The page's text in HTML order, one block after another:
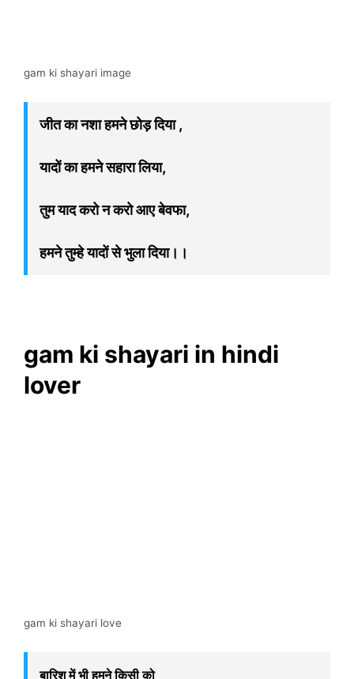
gam ki shayari image
जीत का नशा हमने छोड़ दिया ,
यादों का हमने सहारा लिया,
तुम याद करो न करो आए बेवफा,
हमने तुम्हे यादों से भुला दिया।।
gam ki shayari in hindi
lover
gam ki shayari love
बारिशमें भी हमने किसी को